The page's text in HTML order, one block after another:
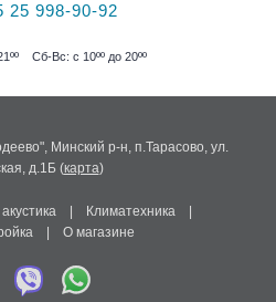
25 998-90-92
Сб-Вс: с 10ºº до 20ºº
Минский р-н, п.Тарасово, ул.
д.1Б(карта)
Климатехника
О магазине